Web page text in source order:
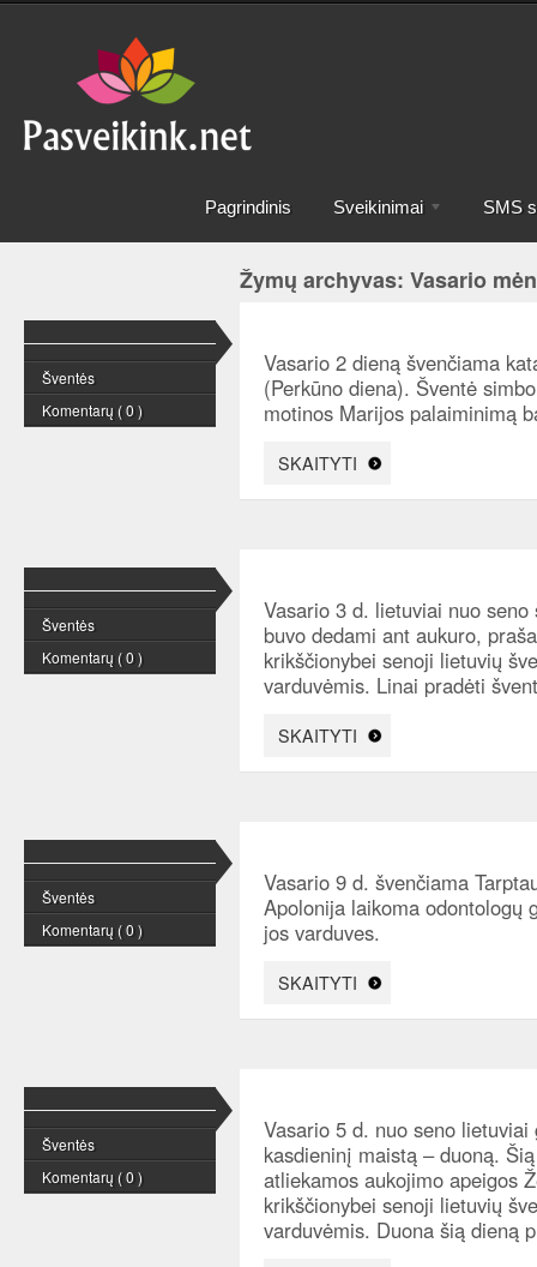
Pagrindinis Sveikinimai SMS
Žymų archyvas: Vasario
Šventės
Komentarų ( 0 )
Vasario 2 dieną švenčiama
(Perkūno diena). Šventė
motinos Marijos palaiminimą
SKAITYTI
Šventės
Komentarų ( 0 )
Vasario 3 d. lietuviai nuo
buvo dedami ant aukuro,
krikščionybei senoji lietuvių
varduvėmis. Linai pradėti
SKAITYTI
Šventės
Komentarų ( 0 )
Vasario 9 d. švenčiama
Apolonija laikoma odontologų
jos varduves.
SKAITYTI
Šventės
Komentarų ( 0 )
Vasario 5 d. nuo seno
kasdieninį maistą – duoną.
atliekamos aukojimo apeigos
krikščionybei senoji lietuvių
varduvėmis. Duona šią dieną